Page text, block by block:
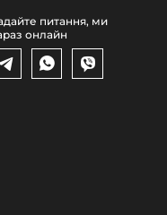
питання, ми
онлайн